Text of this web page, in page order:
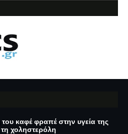
καφέ φραπέ στην υγεία της
τη χοληστερόλη